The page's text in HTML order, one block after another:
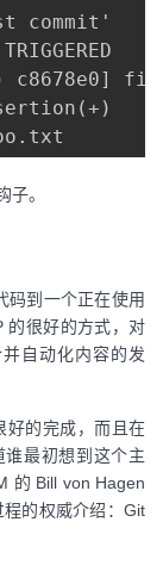
commit'
c8678e0]
。
码到一个正在使用
的很好的方式，对
自动化内容的发
好的完成，而且在
最初想到这个主
的 Bill von Hagen
的权威介绍：Git